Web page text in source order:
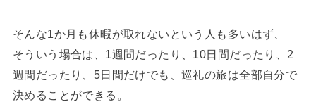
そんな1か月も休暇が取れないという人も多いはず、
そういう場合は、1週間だったり、10日間だったり、2
週間だったり、5日間だけでも、巡礼の旅は全部自分で
決めることができる。